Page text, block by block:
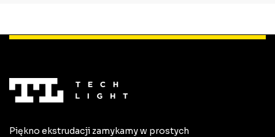
Piękno ekstrudacji zamykamy w prostych